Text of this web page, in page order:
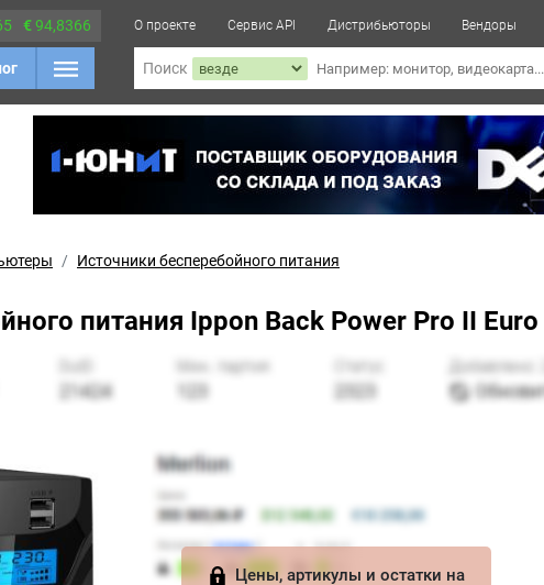
€94,8366 О проекте Сервис API Дистрибьюторы Вендоры
Поиск
Источники бесперебойного питания
питания Ippon Back Power Pro II
Цены, артикулы и остатки на